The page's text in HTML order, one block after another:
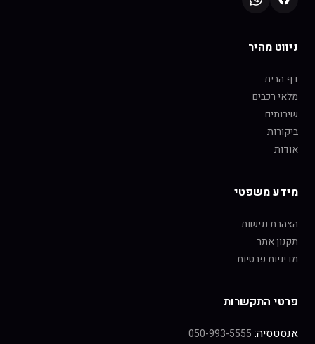
ניווט מהיר
דף הבית
מלאי רכבים
שירותים
ביקורות
אודות
מידע משפטי
הצהרת נגישות
תקנון אתר
מדיניות פרטיות
פרטי התקשרות
אנסטסיה: 050-993-5555